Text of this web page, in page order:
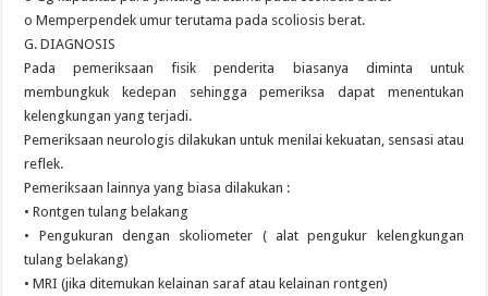
o Memperpendek umur terutama pada scoliosis berat.
G. DIAGNOSIS
Pada pemeriksaan fisik penderita biasanya diminta untuk
membungkuk kedepan sehingga pemeriksa dapat menentukan
kelengkungan yang terjadi.
Pemeriksaan neurologis dilakukan untuk menilai kekuatan, sensasi atau
reflek.
Pemeriksaan lainnya yang biasa dilakukan :
• Rontgen tulang belakang
• Pengukuran dengan skoliometer ( alat pengukur kelengkungan
tulang belakang)
• MRI (jika ditemukan kelainan saraf atau kelainan rontgen)